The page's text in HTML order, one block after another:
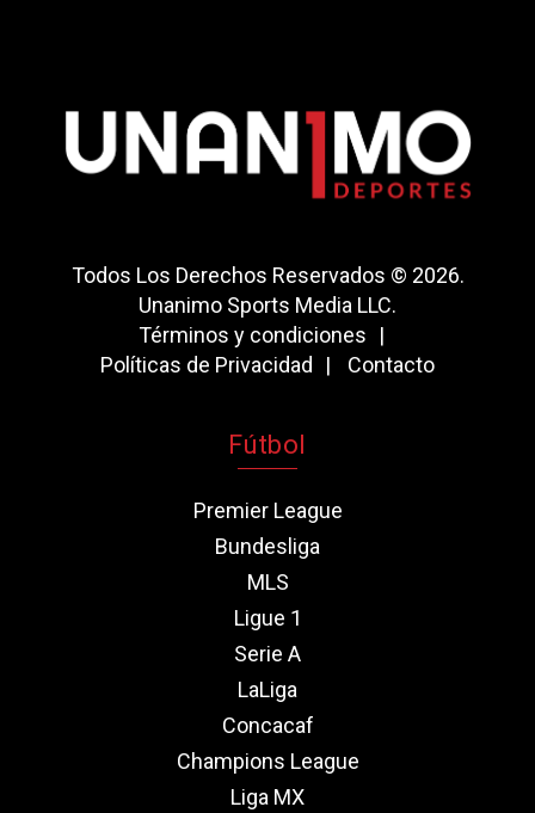
Todos Los Derechos Reservados © 2026.
Unanimo Sports Media LLC.
Términos y condiciones
Políticas de Privacidad
Contacto
Fútbol
Premier League
Bundesliga
MLS
Ligue 1
Serie A
LaLiga
Concacaf
Champions League
Liga MX